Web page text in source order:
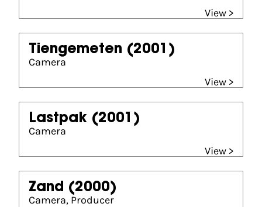
View >
Tiengemeten (2001)
Camera
View >
Lastpak (2001)
Camera
View >
Zand (2000)
Camera, Producer